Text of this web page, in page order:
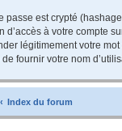
passe est crypté
d’accès à votre compte
légitimement votre
fournir votre nom
Index du forum